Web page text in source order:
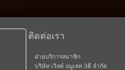
ติดต่อเรา
ฝ่ายบริการสมาชิก
บริษัท เวิลด์ อมูเลท 3ดี จำกัด